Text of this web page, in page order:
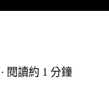
· 閱讀約 1 分鐘